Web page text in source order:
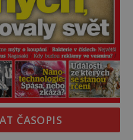
ČASOPIS